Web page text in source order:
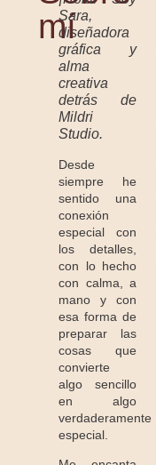
míSara,
diseñadora
gráfica y
alma
creativa
detrás de
Mildri
Studio.
Desde
siempre he
sentido una
conexión
especial con
los detalles,
con lo hecho
con calma, a
mano y con
esa forma de
preparar las
cosas que
convierte
algo sencillo
en algo
verdaderamente
especial.